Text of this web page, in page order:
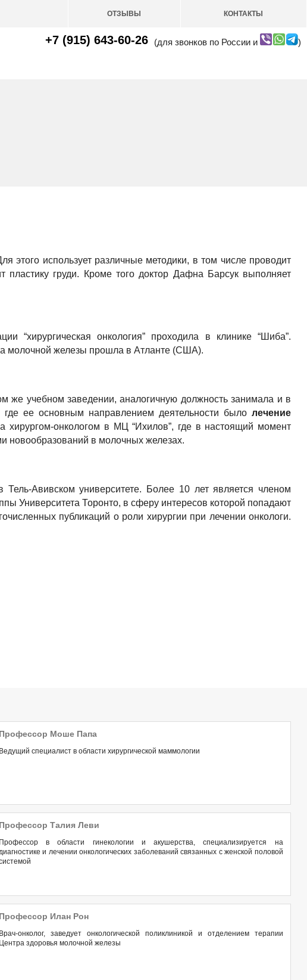
ОТЗЫВЫ КОНТАКТЫ
+7 (915) 643-60-26 (для звонков по России и )
этого использует различные методики, в том числе проводит
груди. Кроме того доктор Дафна Барсук выполняет
“хирургическая онкология” проходила в клинике “Шиба”.
молочной железы прошла в Атланте (США).
же учебном заведении, аналогичную должность занимала и в
где ее основным направлением деятельности былолечение
хирургом-онкологом в МЦ “Ихилов”, где в настоящий момент
новообразований в молочных железах.
Авивском университете. Более 10 лет является членом
Университета Торонто, в сферу интересов которой попадают
публикаций о роли хирургии при лечении онкологи.
Профессор Моше Папа
Ведущий специалист в области хирургической маммологии
Профессор Талия Леви
Профессор в области гинекологии и акушерства, специализируется на
и лечении онкологических заболеваний связанных с женской половой
Профессор Илан Рон
Врач-онколог, заведует онкологической поликлиникой и отделением терапии
Центра здоровья молочной железы